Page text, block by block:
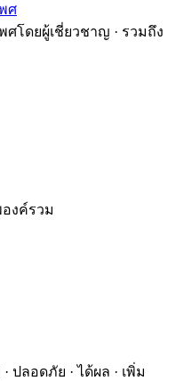
ศ
โดยผู้เชี่ยวชาญ · รวมถึง
งค์รวม
ปลอดภัย · ได้ผล · เพิ่ม